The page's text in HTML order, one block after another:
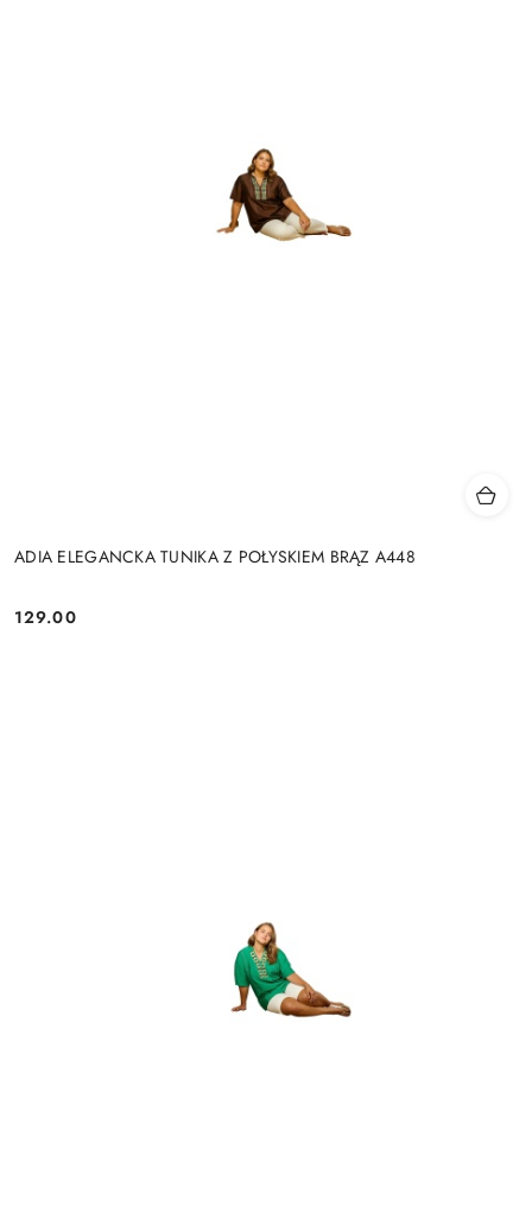
ADIA ELEGANCKA TUNIKA Z POŁYSKIEM BRĄZ A448
Cena:
129.00